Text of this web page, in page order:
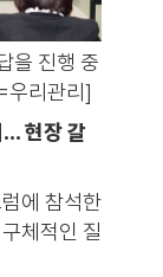
을 진행 중
우리관리]
… 현장 갈
에 참석한
체적인 질